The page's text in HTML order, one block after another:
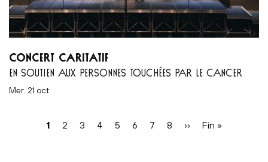
CONCERT CARITATIF
EN SOUTIEN AUX PERSONNES TOUCHÉES PAR LE CANCER
mer. 21 oct
PaginationPage
1 Page
2 Page
3 Page
4 Page
5 Page
6 Page
7 Page
8
Page
››
Dernière
Fin »